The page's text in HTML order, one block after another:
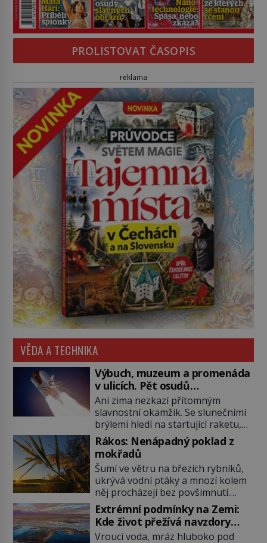
PROLISTOVAT ČASOPIS
reklama
VĚDA A TECHNIKA
Výbuch, muzeum a promenáda
v ulicích. Pět osudů
nejslavnějších raketoplánů
Ani zima nezkazí přítomným
slavnostní okamžik. Se slunečními
brýlemi hledí na startující raketu,
která má do vesmíru vynést kromě
posádky také obyčejnou učitelku.
Po několika sekundách všem
ztuhnou úsměvy, stroj totiž
exploduje. Jejich konstrukce není
z levného kraje, daňové poplatníky
stojí miliardy dolarů. Na druhou
stranu zvládnou jen představitelné
věci. Na malé kousky Název:
Rákos: Nenápadný poklad z
mokřadů
Šumí ve větru na březích rybníků,
ukrývá vodní ptáky a mnozí kolem
něj procházejí bez povšimnutí.
Přesto právě rákos pomáhal stavět
domy, vyrábět lodě, zapisovat první
texty a inspiroval řadu pověstí.
Tato skromná, ale užitečná
Extrémní podmínky na Zemi:
Kde život přežívá navzdory
všemu
Vroucí voda, mráz hluboko pod